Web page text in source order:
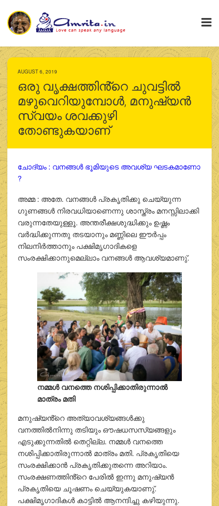
AUGUST 6, 2019
ഒരു വൃക്ഷത്തിൻ്റെ ചുവട്ടില്‍
മഴുവെറിയുമ്പോള്‍, മനുഷ്യൻ
സ്വയം ശവക്കുഴി
തോണ്ടുകയാണ്
ചോദ്യം : വനങ്ങള്‍ ഭൂമിയുടെ അവശ്യ ഘടകമാണോ
?
അമ്മ : അതേ. വനങ്ങള്‍ പ്രകൃതിക്കു ചെയ്യുന്ന
ഗുണങ്ങള്‍ നിരവധിയാണെന്നു ശാസ്ത്രം മനസ്സിലാക്കി
വരുന്നതേയുള്ളൂ. അന്തരീക്ഷശുദ്ധിക്കും ഉഷ്ണം
വര്‍ദ്ധിക്കുന്നതു തടയാനും മണ്ണിലെ ഈര്‍പ്പം
നിലനിര്‍ത്താനും പക്ഷിമൃഗാദികളെ
സംരക്ഷിക്കാനുമെല്ലാം വനങ്ങള്‍ ആവശ്യമാണു്.
നമ്മള്‍ വനത്തെ നശിപ്പിക്കാതിരുന്നാല്‍
മാത്രം മതി
മനുഷ്യൻ്റെ അത്യാവശ്യങ്ങള്‍ക്കു
വനത്തില്‍നിന്നു തടിയും ഔഷധസസ്യങ്ങളും
എടുക്കുന്നതില്‍ തെറ്റില്ല. നമ്മള്‍ വനത്തെ
നശിപ്പിക്കാതിരുന്നാല്‍ മാത്രം മതി. പ്രകൃതിയെ
സംരക്ഷിക്കാന്‍ പ്രകൃതിക്കുതന്നെ അറിയാം.
സംരക്ഷണത്തിൻ്റെ പേരില്‍ ഇന്നു മനുഷ്യന്‍
പ്രകൃതിയെ ചൂഷണം ചെയ്യുകയാണു്.
പക്ഷിമൃഗാദികള്‍ കാട്ടില്‍ ആനന്ദിച്ചു കഴിയുന്നു.